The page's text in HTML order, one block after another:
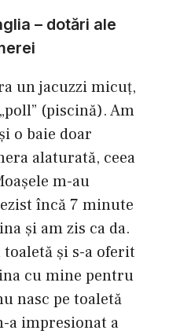
– dotări ale
un jacuzzi micuţ,
(piscină). Am
o baie doar
alaturată, ceea
m-au
încă 7 minute
şi am zis ca da.
şi s-a oferit
cu mine pentru
nasc pe toaletă
a impresionat a